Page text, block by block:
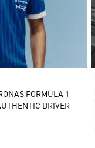
FORMULA 1
DRIVER